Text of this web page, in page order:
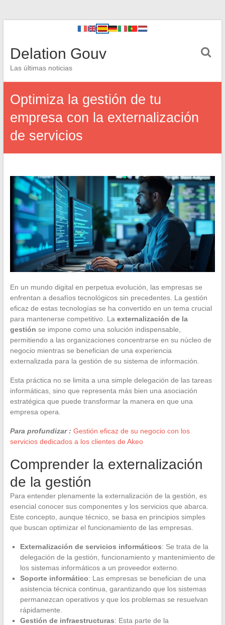
Delation Gouv
Las últimas noticias
Optimiza la gestión de tu
empresa con la externalización
de servicios
En un mundo digital en perpetua evolución, las empresas se
enfrentan a desafíos tecnológicos sin precedentes. La gestión
eficaz de estas tecnologías se ha convertido en un tema crucial
para mantenerse competitivo. La externalización de la
gestión se impone como una solución indispensable,
permitiendo a las organizaciones concentrarse en su núcleo de
negocio mientras se benefician de una experiencia
externalizada para la gestión de su sistema de información.
Esta práctica no se limita a una simple delegación de las tareas
informáticas, sino que representa más bien una asociación
estratégica que puede transformar la manera en que una
empresa opera.
Para profundizar : Gestión eficaz de su negocio con los
servicios dedicados a los clientes de Akeo
Comprender la externalización
de la gestión
Para entender plenamente la externalización de la gestión, es
esencial conocer sus componentes y los servicios que abarca.
Este concepto, aunque técnico, se basa en principios simples
que buscan optimizar el funcionamiento de las empresas.
Externalización de servicios informáticos: Se trata de la
delegación de la gestión, funcionamiento y mantenimiento de
los sistemas informáticos a un proveedor externo.
Soporte informático: Las empresas se benefician de una
asistencia técnica continua, garantizando que los sistemas
permanezcan operativos y que los problemas se resuelvan
rápidamente.
Gestión de infraestructuras: Esta parte de la